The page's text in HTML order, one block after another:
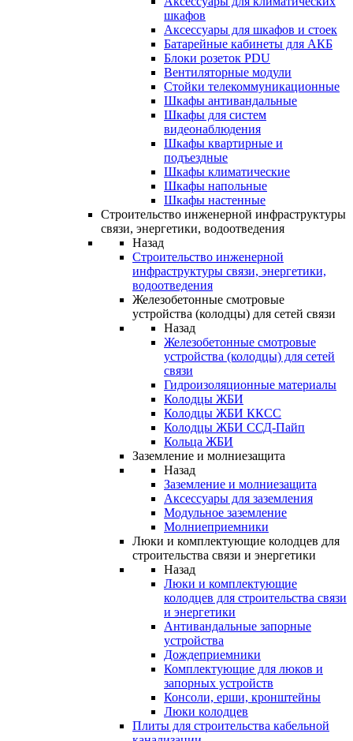
шкафов
Аксессуары для шкафов и стоек
Батарейные кабинеты для АКБ
Блоки розеток PDU
Вентиляторные модули
Стойки телекоммуникационные
Шкафы антивандальные
Шкафы для систем
видеонаблюдения
Шкафы квартирные и
подъездные
Шкафы климатические
Шкафы напольные
Шкафы настенные
Строительство инженерной инфраструктуры
связи, энергетики, водоотведения
Назад
Строительство инженерной
инфраструктуры связи, энергетики,
водоотведения
Железобетонные смотровые
устройства (колодцы) для сетей связи
Назад
Железобетонные смотровые
устройства (колодцы) для сетей
связи
Гидроизоляционные материалы
Колодцы ЖБИ
Колодцы ЖБИ ККСС
Колодцы ЖБИ ССД-Пайп
Кольца ЖБИ
Заземление и молниезащита
Назад
Заземление и молниезащита
Аксессуары для заземления
Модульное заземление
Молниеприемники
Люки и комплектующие колодцев для
строительства связи и энергетики
Назад
Люки и комплектующие
колодцев для строительства связи
и энергетики
Антивандальные запорные
устройства
Дождеприемники
Комплектующие для люков и
запорных устройств
Консоли, ерши, кронштейны
Люки колодцев
Плиты для строительства кабельной